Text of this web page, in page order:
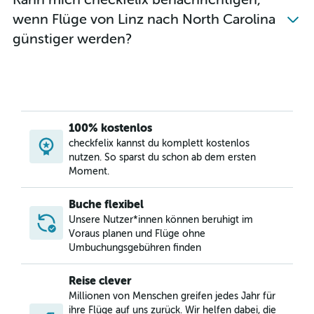
Flüge von Wien nach Seattle
Flüge von Wien nach Washington Ronald Reagan
Flüge von Wien nach Denver
Flüge von Graz nach Los Angeles
Flüge von Wien nach Houston-Hobby
Flüge von Wien nach Nashville
Flüge von Wien nach San Diego
Flüge von Wien nach Fort Myers
Flüge von Wien nach Houston George Bush Intercont
Flüge von Wien nach Anchorage
wenn Flüge von Linz nach North Carolina
günstiger werden?
100% kostenlos
checkfelix kannst du komplett kostenlos
nutzen. So sparst du schon ab dem ersten
Moment.
Buche flexibel
Unsere Nutzer*innen können beruhigt im
Voraus planen und Flüge ohne
Umbuchungsgebühren finden
Reise clever
Millionen von Menschen greifen jedes Jahr für
ihre Flüge auf uns zurück. Wir helfen dabei, die